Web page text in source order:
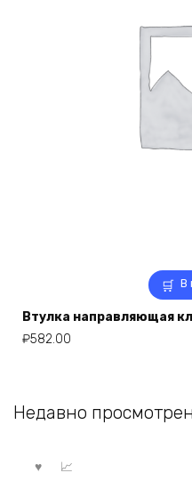
В
Втулка направляющая
₽582.00
Недавно